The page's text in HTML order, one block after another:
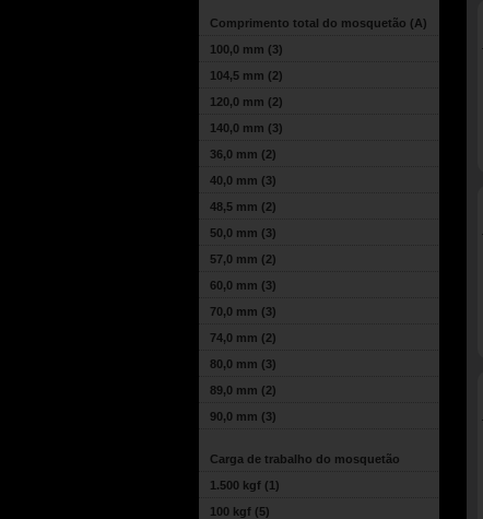
Comprimento total do mosquetão (A)
100,0 mm (3)
104,5 mm (2)
120,0 mm (2)
140,0 mm (3)
36,0 mm (2)
40,0 mm (3)
48,5 mm (2)
50,0 mm (3)
57,0 mm (2)
60,0 mm (3)
70,0 mm (3)
74,0 mm (2)
80,0 mm (3)
89,0 mm (2)
90,0 mm (3)
Carga de trabalho do mosquetão
1.500 kgf (1)
100 kgf (5)